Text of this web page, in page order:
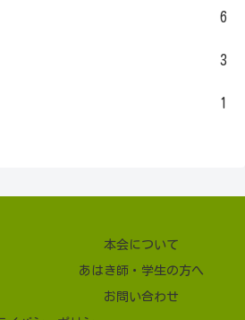
6
3
1
本会について
あはき師・学生の方へ
お問い合わせ